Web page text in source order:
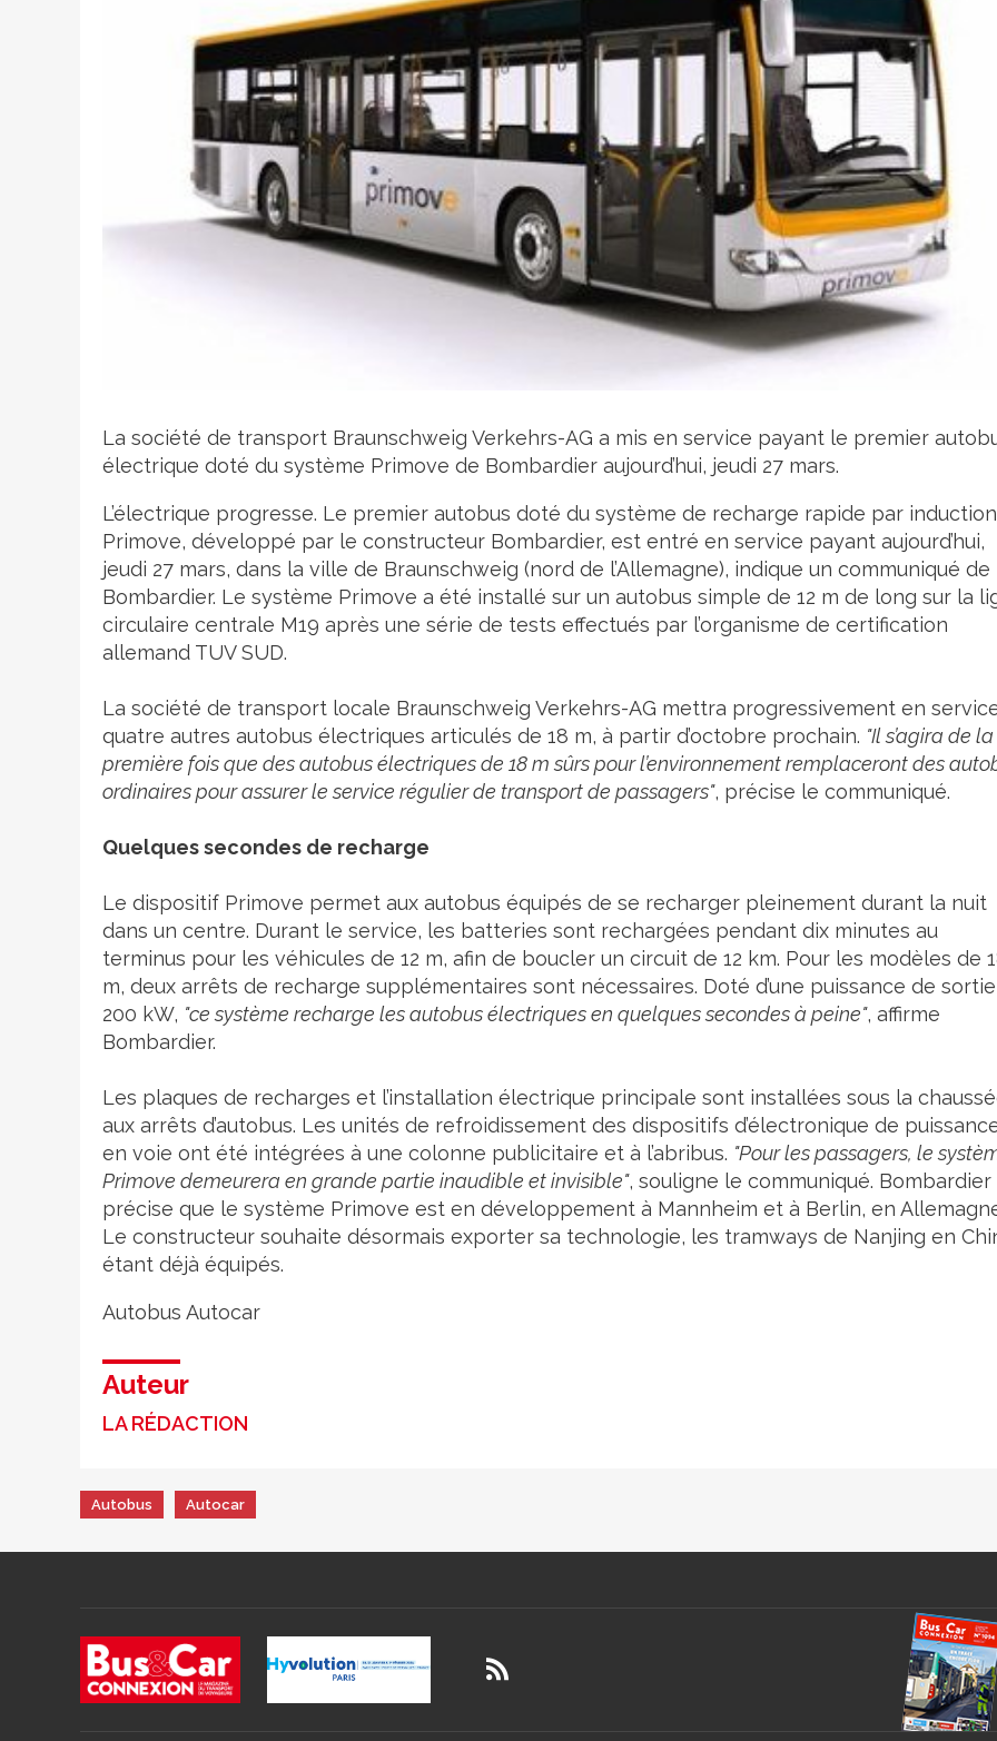
Crédit photo
La société de transport Braunschweig Verkehrs-AG a mis en service payant le premier
électrique doté du système Primove de Bombardier aujourd’hui, jeudi 27 mars.
L’électrique progresse. Le premier autobus doté du système de recharge rapide par induction
Primove, développé par le constructeur Bombardier, est entré en service payant aujourd’hui,
jeudi 27 mars, dans la ville de Braunschweig (nord de l’Allemagne), indique un communiqué de
Bombardier. Le système Primove a été installé sur un autobus simple de 12 m de long sur la
circulaire centrale M19 après une série de tests effectués par l’organisme de certification
allemand TUV SUD.
La société de transport locale Braunschweig Verkehrs-AG mettra progressivement en
quatre autres autobus électriques articulés de 18 m, à partir d’octobre prochain. "Il s’agira de la
première fois que des autobus électriques de 18 m sûrs pour l’environnement remplaceront des
ordinaires pour assurer le service régulier de transport de passagers", précise le communiqué.
Quelques secondes de recharge
Le dispositif Primove permet aux autobus équipés de se recharger pleinement durant la nuit
dans un centre. Durant le service, les batteries sont rechargées pendant dix minutes au
terminus pour les véhicules de 12 m, afin de boucler un circuit de 12 km. Pour les modèles de
m, deux arrêts de recharge supplémentaires sont nécessaires. Doté d’une puissance de
200 kW, "ce système recharge les autobus électriques en quelques secondes à peine", affirme
Bombardier.
Les plaques de recharges et l’installation électrique principale sont installées sous la
aux arrêts d’autobus. Les unités de refroidissement des dispositifs d’électronique de
en voie ont été intégrées à une colonne publicitaire et à l’abribus. "Pour les passagers, le
Primove demeurera en grande partie inaudible et invisible", souligne le communiqué. Bombardier
précise que le système Primove est en développement à Mannheim et à Berlin, en
Le constructeur souhaite désormais exporter sa technologie, les tramways de Nanjing en
étant déjà équipés.
Autobus Autocar
Auteur
LA RÉDACTION
Autobus Autocar